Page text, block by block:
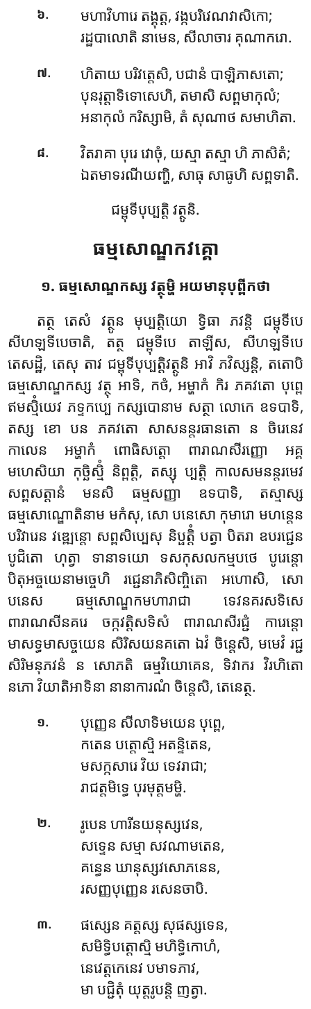
៦.
មហាវិហារេ តង្គុត្ត, វង្កបរិវេណវាសិកោ;
រដ្ឋបាលោតិ នាមេន, សីលាចារ គុណាករោ.
៧.
ហិតាយ បរិវត្តេសិ, បជានំ បាឡិភាសតោ;
បុនរុត្តាទិទោសេហិ, តមាសិ សព្ពមាកុលំ;
អនាកុលំ ករិស្សាមិ, តំ សុណាថ សមាហិតា.
៨.
វិតរាគា បុរេ វោចុំ, យស្មា តស្មា ហិ ភាសិតំ;
ឯតមាទរណីយញ្ហិ, សាធុ សាធូហិ សព្ពទាតិ.
ជម្ពុទីបុប្បត្តិ វត្ថូនិ.
ធម្មសោណ្ឌកវគ្គោ
១. ធម្មសោណ្ឌកស្ស វត្ថុម្ហិ អយមានុបុព្ពីកថា
តត្ថ តេសំ វត្ថូន មុប្បត្តិយោ ទ្វិធា ភវន្តិ ជម្ពុទីបេ
សីហឡទីបេចាតិ, តត្ថ ជម្ពុទីបេ តាឡីស, សីហឡទីបេ
តេសដ្ឋិ, តេសុ តាវ ជម្ពុទីបុប្បត្តិវត្ថូនិ អាវិ ភវិស្សន្តិ, តតោបិ
ធម្មសោណ្ឌកស្ស វត្ថុ អាទិ, កថំ, អម្ហាកំ កិរ ភគវតោ បុព្ពេ
ឥមស្មិំយេវ ភទ្ទកប្បេ កស្សបោនាម សត្ថា លោកេ ឧទបាទិ,
តស្ស ខោ បន ភគវតោ សាសនន្តរធានតោ ន ចិរេនេវ
កាលេន អម្ហាកំ ពោធិសត្តោ ពារាណសីរញ្ញោ អគ្គ
មហេសិយា កុច្ឆិស្មិំ និព្ពត្តិ, តស្សុ ប្បត្តិ កាលសមនន្តរមេវ
សព្ពសត្តានំ មនសិ ធម្មសញ្ញា ឧទបាទិ, តស្មាស្ស
ធម្មសោណ្ឌោតិនាម មកំសុ, សោ បនេសោ កុមារោ មហន្តេន
បរិវារេន វឌ្ឍេន្តោ សព្ពសិប្បេសុ និប្ផត្តិំ បត្វា បិតរា ឧបរជ្ជេន
បូជិតោ ហុត្វា ទានាទយោ ទសកុសលកម្មបថេ បូរេន្តោ
បិតុអច្ចយេនាមច្ចេហិរជ្ជេនាភិសិញ្ចិតោ អហោសិ, សោ
បនេស ធម្មសោណ្ឌកមហារាជា ទេវនគរសទិសេ
ពារាណសីនគរេ ចក្កវត្តិសទិសំ ពារាណសីរជ្ជំ ការេន្តោ
មាសទ្ធមាសច្ចយេន សិរិសយនគតោ ឯវំ ចិន្តេសិ, មមេវំ រជ្ជ
សិរិមនុភវនំ ន សោភតិ ធម្មវិយោគេន, ទិវាករ វិរហិតោ
នភោ វិយាតិអាទិនា នានាការណំ ចិន្តេសិ, តេនេត្ថ.
១.
បុញ្ញេន សីលាទិមយេន បុព្ពេ,
កតេន បត្តោស្មិ អតន្ទិតេន,
មសក្កសារេ វិយ ទេវរាជា;
រាជត្តមិទ្ធេ បុរមុត្តមម្ហិ.
២.
រូបេន ហារីនយនុស្សវេន,
សទ្ទេន សម្មា សវណាមតេន,
គន្ធេន ឃានុស្សវសោភនេន,
រសញ្ញបុញ្ញេន រសេនចាបិ.
៣.
ផស្សេន គត្តស្ស សុផស្សទេន,
សមិទ្ធិបត្តោស្មិ មហិទ្ធិកោហំ,
នេវេត្តកេនេវ បមាទភាវ,
មា បជ្ជិតុំ យុត្តរូបន្តិ ញត្វា.